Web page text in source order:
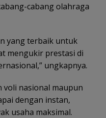
cabang olahraga
yang terbaik untuk
mengukir prestasi di
ungkapnya.
voli nasional maupun
dengan instan,
usaha maksimal.